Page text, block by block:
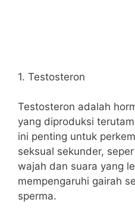
1. Testosteron
Testosteron adalah
yang diproduksi
ini penting untuk
seksual sekunder,
wajah dan suara yang
mempengaruhi gairah
sperma.